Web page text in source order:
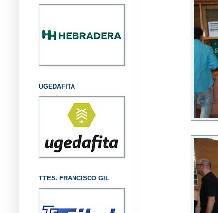
UGEDAFITA
TTES. FRANCISCO GIL